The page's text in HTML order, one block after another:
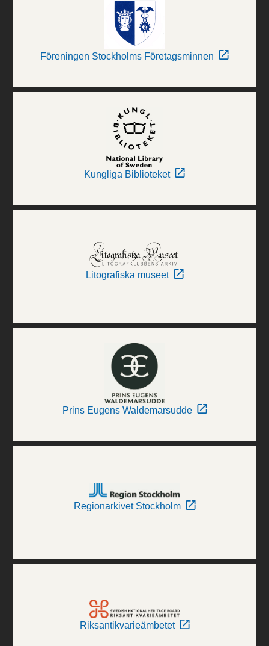
Föreningen Stockholms Företagsminnen
Kungliga Biblioteket
Litografiska museet
Prins Eugens Waldemarsudde
Regionarkivet Stockholm
Riksantikvarieämbetet